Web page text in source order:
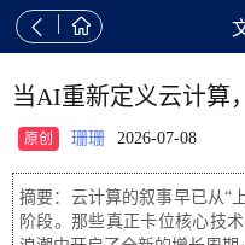
 
当AI重新定义云计算
原创 珊珊 2026-07-08
摘要：云计算的叙事早已从“
阶段。那些真正卡位核心技